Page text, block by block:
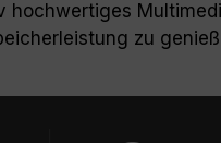
hochwertiges
zu